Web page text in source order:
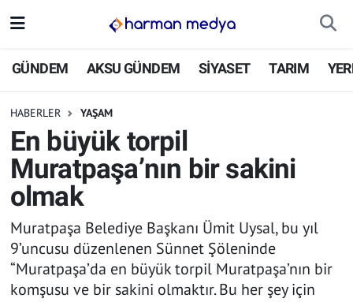
GÜNDEM AKSU GÜNDEM SİYASET TARIM
HABERLER YAŞAM
En büyük torpil
Muratpaşa’nın bir sakini
olmak
Muratpaşa Belediye Başkanı Ümit Uysal, bu yıl
9’uncusu düzenlenen Sünnet Şöleninde
“Muratpaşa’da en büyük torpil Muratpaşa’nın bir
komşusu ve bir sakini olmaktır. Bu her şey için
GÜNDEM
SİYASET
TARIM
YEREL YÖNETİMLER
EKONOMİ
İstanbul Nöbetçi Eczaneler
İstanbul Trafik Yoğunluk Haritası
Süper Lig Puan Durumu ve Fikstür
Tüm Manşetler
Son Dakika Haberleri